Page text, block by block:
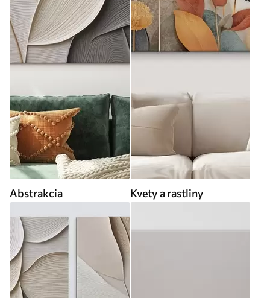
Abstrakcia Kvety a rastliny